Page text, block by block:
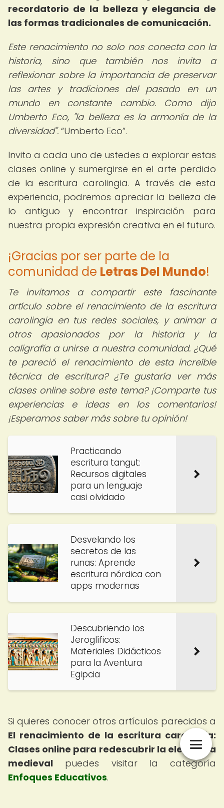
recordatorio de la belleza y elegancia de
las formas tradicionales de comunicación.
Este renacimiento no solo nos conecta con la
historia, sino que también nos invita a
reflexionar sobre la importancia de preservar
las artes y tradiciones del pasado en un
mundo en constante cambio. Como dijo
Umberto Eco, "la belleza es la armonía de la
diversidad". Umberto Eco .
Invito a cada uno de ustedes a explorar estas
clases online y sumergirse en el arte perdido
de la escritura carolingia. A través de esta
experiencia, podremos apreciar la belleza de
lo antiguo y encontrar inspiración para
nuestra propia expresión creativa en el futuro.
¡Gracias por ser parte de la
comunidad de Letras Del Mundo!
Te invitamos a compartir este fascinante
artículo sobre el renacimiento de la escritura
carolingia en tus redes sociales, y animar a
otros apasionados por la historia y la
caligrafía a unirse a nuestra comunidad. ¿Qué
te pareció el renacimiento de esta increíble
técnica de escritura? ¿Te gustaría ver más
clases online sobre este tema? ¡Comparte tus
experiencias e ideas en los comentarios!
¡Esperamos saber más sobre tu opinión!
Practicando
escritura tangut:
Recursos digitales
para un lenguaje
casi olvidado
Desvelando los
secretos de las
runas: Aprende
escritura nórdica con
apps modernas
Descubriendo los
Jeroglíficos:
Materiales Didácticos
para la Aventura
Egipcia
Si quieres conocer otros artículos parecidos a
El renacimiento de la escritura carolingia:
Clases online para redescubrir la elegancia
medieval puedes visitar la categoría
Enfoques Educativos.